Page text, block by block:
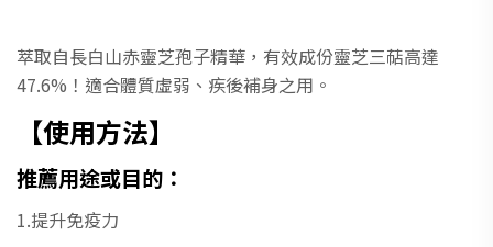
萃取自長白山赤靈芝孢子精華，有效成份靈芝三萜高達
47.6%！適合體質虛弱、疾後補身之用。
【使用方法】
推薦用途或目的：
1.提升免疫力